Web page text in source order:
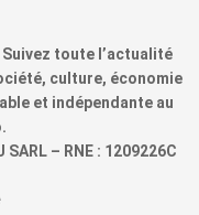
toute l’actualité
culture, économie
et indépendante au
– RNE : 1209226C